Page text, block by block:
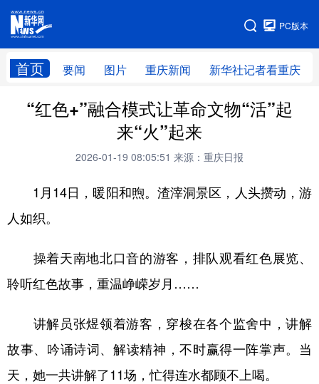
PC版本
首页 要闻 图片 重庆新闻 新华社记者看重庆
网站地图
“红色+”融合模式让革命文物“活”起
来“火”起来
2026-01-19 08:05:51 来源：重庆日报
1月14日，暖阳和煦。渣滓洞景区，人头攒动，游
人如织。
操着天南地北口音的游客，排队观看红色展览、
聆听红色故事，重温峥嵘岁月……
讲解员张煜领着游客，穿梭在各个监舍中，讲解
故事、吟诵诗词、解读精神，不时赢得一阵掌声。当
天，她一共讲解了11场，忙得连水都顾不上喝。